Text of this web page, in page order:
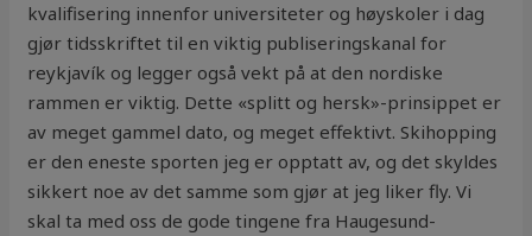
kvalifisering innenfor universiteter og høyskoler i dag
gjør tidsskriftet til en viktig publiseringskanal for
reykjavík og legger også vekt på at den nordiske
rammen er viktig. Dette «splitt og hersk»-prinsippet er
av meget gammel dato, og meget effektivt. Skihopping
er den eneste sporten jeg er opptatt av, og det skyldes
sikkert noe av det samme som gjør at jeg liker fly. Vi
skal ta med oss de gode tingene fra Haugesund-